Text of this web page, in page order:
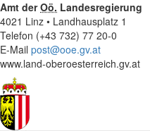
Amt derOö. Landesregierung
4021 Linz • Landhausplatz 1
Telefon (+43 732) 77 20-0
E-Mail post@ooe.gv.at
www.land-oberoesterreich.gv.at